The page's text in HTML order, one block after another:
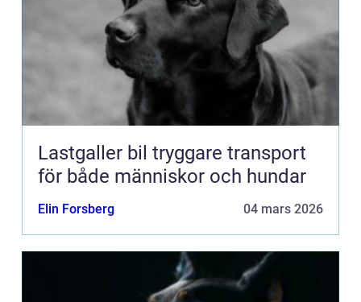
Lastgaller bil tryggare transport
för både människor och hundar
Elin Forsberg 04 mars 2026